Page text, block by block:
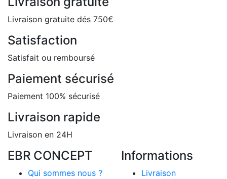
Livraison gratuite dés 750€
Satisfaction
Satisfait ou remboursé
Paiement sécurisé
Paiement 100% sécurisé
Livraison rapide
Livraison en 24H
EBR CONCEPT
Qui sommes nous ?
Informations
Livraison